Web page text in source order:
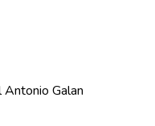
Galan